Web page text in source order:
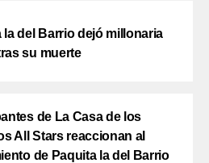
la del Barrio dejó millonaria
su muerte
de La Casa de los
All Stars reaccionan al
de Paquita la del Barrio